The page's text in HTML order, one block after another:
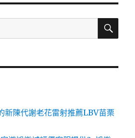
搜
新陳代謝老花雷射推薦LBV苗栗